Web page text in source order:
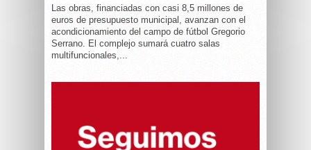
Las obras, financiadas con casi 8,5 millones de
euros de presupuesto municipal, avanzan con el
acondicionamiento del campo de fútbol Gregorio
Serrano. El complejo sumará cuatro salas
multifuncionales,...